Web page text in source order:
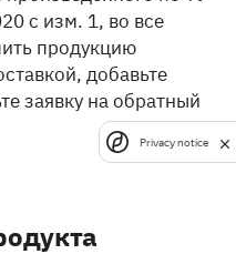
с изм. 1, во все
продукцию
добавьте
заявку на обратный
Privacy notice